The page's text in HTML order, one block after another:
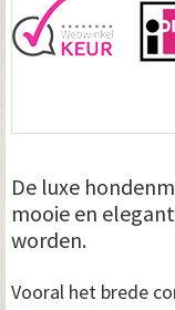
De luxe
mooie en
worden.
Vooral het brede